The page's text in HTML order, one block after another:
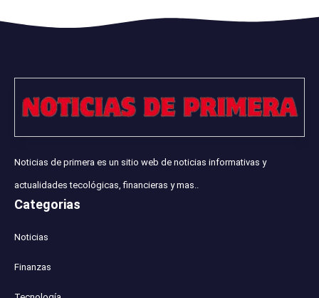
Noticias de primera es un sitio web de noticias informativas y
actualidades tecológicas, financieras y mas..
Categorias
Noticias
Finanzas